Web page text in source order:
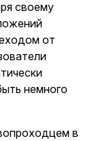
своему
от
немного
в